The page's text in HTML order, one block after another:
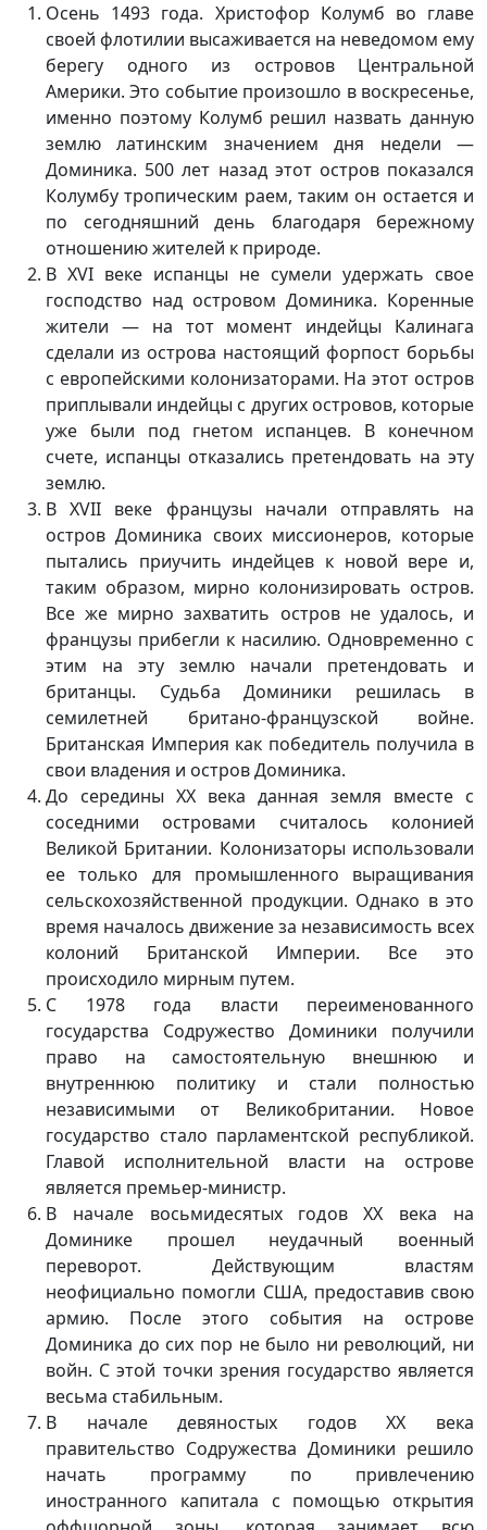
Осень 1493 года. Христофор Колумб во главе
своей флотилии высаживается на неведомом ему
берегу одного из островов Центральной
Америки. Это событие произошло в воскресенье,
именно поэтому Колумб решил назвать данную
землю латинским значением дня недели —
Доминика. 500 лет назад этот остров показался
Колумбу тропическим раем, таким он остается и
по сегодняшний день благодаря бережному
отношению жителей к природе.
В XVI веке испанцы не сумели удержать свое
господство над островом Доминика. Коренные
жители — на тот момент индейцы Калинага
сделали из острова настоящий форпост борьбы
с европейскими колонизаторами. На этот остров
приплывали индейцы с других островов, которые
уже были под гнетом испанцев. В конечном
счете, испанцы отказались претендовать на эту
землю.
В XVII веке французы начали отправлять на
остров Доминика своих миссионеров, которые
пытались приучить индейцев к новой вере и,
таким образом, мирно колонизировать остров.
Все же мирно захватить остров не удалось, и
французы прибегли к насилию. Одновременно с
этим на эту землю начали претендовать и
британцы. Судьба Доминики решилась в
семилетней британо-французской войне.
Британская Империя как победитель получила в
свои владения и остров Доминика.
До середины ХХ века данная земля вместе с
соседними островами считалось колонией
Великой Британии. Колонизаторы использовали
ее только для промышленного выращивания
сельскохозяйственной продукции. Однако в это
время началось движение за независимость всех
колоний Британской Империи. Все это
происходило мирным путем.
С 1978 года власти переименованного
государства Содружество Доминики получили
право на самостоятельную внешнюю и
внутреннюю политику и стали полностью
независимыми от Великобритании. Новое
государство стало парламентской республикой.
Главой исполнительной власти на острове
является премьер-министр.
В начале восьмидесятых годов ХХ века на
Доминике прошел неудачный военный
переворот. Действующим властям
неофициально помогли США, предоставив свою
армию. После этого события на острове
Доминика до сих пор не было ни революций, ни
войн. С этой точки зрения государство является
весьма стабильным.
В начале девяностых годов ХХ века
правительство Содружества Доминики решило
начать программу по привлечению
иностранного капитала с помощью открытия